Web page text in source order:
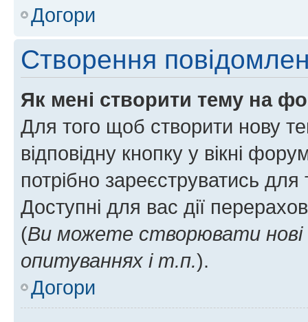
Догори
Створення
Як мені створити тему на
Для того щоб створити нову
відповідну кнопку у вікні
потрібно зареєструватись
Доступні для вас дії
(Ви можете створювати
опитуваннях і т.п.).
Догори